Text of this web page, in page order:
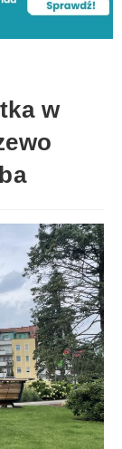
w